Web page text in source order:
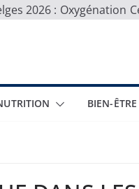
2026 :
BIEN-ÊTRE